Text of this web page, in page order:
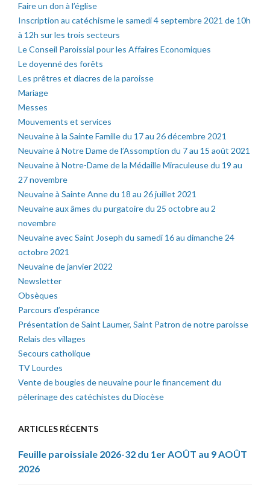
Faire un don à l’église
Inscription au catéchisme le samedi 4 septembre 2021 de 10h
à 12h sur les trois secteurs
Le Conseil Paroissial pour les Affaires Economiques
Le doyenné des forêts
Les prêtres et diacres de la paroisse
Mariage
Messes
Mouvements et services
Neuvaine à la Sainte Famille du 17 au 26 décembre 2021
Neuvaine à Notre Dame de l’Assomption du 7 au 15 août 2021
Neuvaine à Notre-Dame de la Médaille Miraculeuse du 19 au
27 novembre
Neuvaine à Sainte Anne du 18 au 26 juillet 2021
Neuvaine aux âmes du purgatoire du 25 octobre au 2
novembre
Neuvaine avec Saint Joseph du samedi 16 au dimanche 24
octobre 2021
Neuvaine de janvier 2022
Newsletter
Obsèques
Parcours d’espérance
Présentation de Saint Laumer, Saint Patron de notre paroisse
Relais des villages
Secours catholique
TV Lourdes
Vente de bougies de neuvaine pour le financement du
pèlerinage des catéchistes du Diocèse
ARTICLES RÉCENTS
Feuille paroissiale 2026-32 du 1er AOÛT au 9 AOÛT
2026